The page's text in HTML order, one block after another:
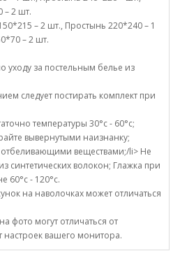
– 2 шт.
– 2 шт., Простынь 220*240 – 1
– 2 шт.
за постельным белье из
следует постирать комплект при
температуры 30°c - 60°c;
вывернутыми наизнанку;
веществами;/li> Не
синтетических волокон; Глажка при
60°c - 120°c.
на наволочках может отличаться
фото могут отличаться от
настроек вашего монитора.